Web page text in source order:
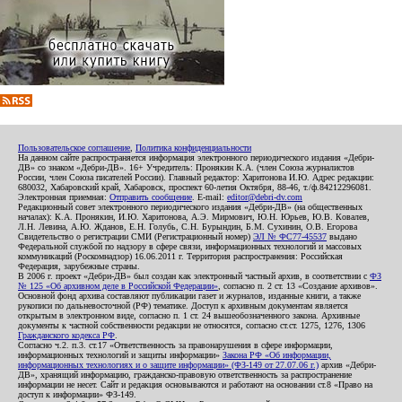
Пользовательское соглашение Политика конфиденциальности
На данном сайте распространяется информация электронного периодического издания «Дебри-
ДВ» со знаком «Дебри-ДВ». 16+ Учредитель: Пронякин К.А. (член Союза журналистов
России, член Союза писателей России). Главный редактор: Харитонова И.Ю. Адрес редакции:
680032, Хабаровский край, Хабаровск, проспект 60-летия Октября, 88-46, т./ф.84212296081.
Электронная приемная: Отправить сообщение . E-mail: editor@debri-dv.com
Редакционный совет электронного периодического издания «Дебри-ДВ» (на общественных
началах): К.А. Пронякин, И.Ю. Харитонова, А.Э. Мирмович, Ю.Н. Юрьев, Ю.В. Ковалев,
Л.Н. Левина, А.Ю. Жданов, Е.Н. Голубь, С.Н. Бурындин, Б.М. Сухинин, О.В. Егорова
Свидетельство о регистрации СМИ (Регистрационный номер) ЭЛ № ФС77-45537 выдано
Федеральной службой по надзору в сфере связи, информационных технологий и массовых
коммуникаций (Роскомнадзор) 16.06.2011 г. Территория распространения: Российская
Федерация, зарубежные страны.
В 2006 г. проект «Дебри-ДВ» был создан как электронный частный архив, в соответствии с ФЗ
№ 125 «Об архивном деле в Российской Федерации» , согласно п. 2 ст. 13 «Создание архивов».
Основной фонд архива составляют публикации газет и журналов, изданные книги, а также
рукописи по дальневосточной (РФ) тематике. Доступ к архивным документам является
открытым в электронном виде, согласно п. 1 ст. 24 вышеобозначенного закона. Архивные
документы к частной собственности редакции не относятся, согласно ст.ст. 1275, 1276, 1306
Гражданского кодекса РФ
Согласно ч.2. п.3. ст.17 «Ответственность за правонарушения в сфере информации,
информационных технологий и защиты информации» Закона РФ «Об информации,
информационных технологиях и о защите информации» (ФЗ-149 от 27.07.06 г.) архив «Дебри-
ДВ», хранящий информацию, гражданско-правовую ответственность за распространение
информации не несет. Сайт и редакция основываются и работают на основании ст.8 «Право на
доступ к информации» ФЗ-149.